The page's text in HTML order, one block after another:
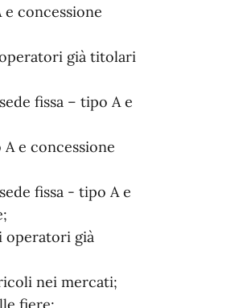
concessione
già titolari
fissa – tipo A e
e concessione
fissa - tipo A e
operatori già
nei mercati;